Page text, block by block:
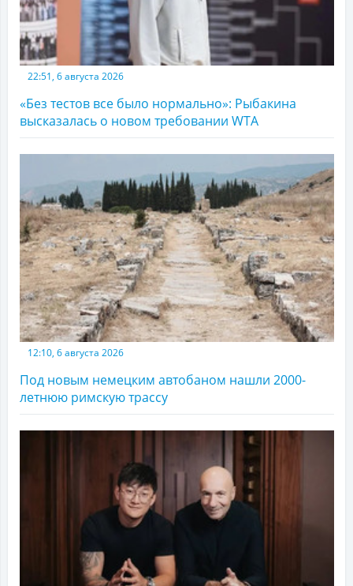
22:51, 6 августа 2026
«Без тестов все было нормально»: Рыбакина
высказалась о новом требовании WTA
12:10, 6 августа 2026
Под новым немецким автобаном нашли 2000-
летнюю римскую трассу